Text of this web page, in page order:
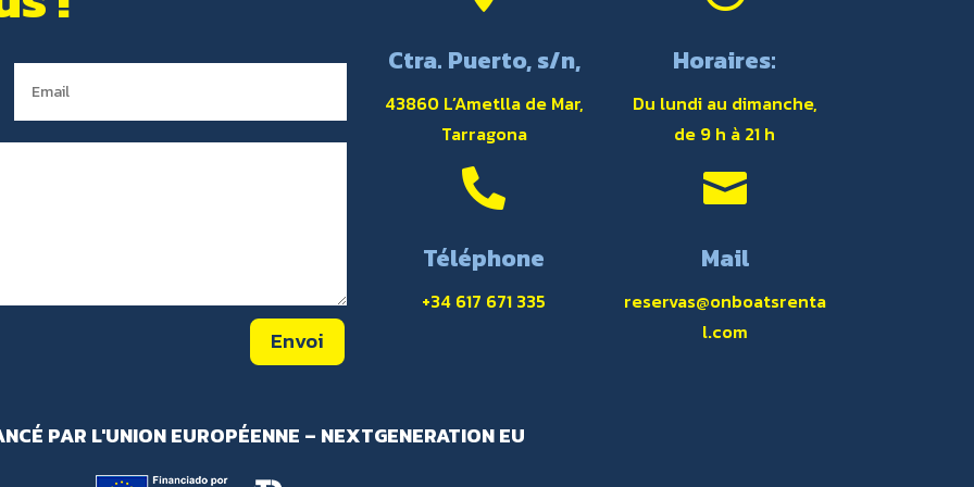
Envoi
Ctra. Puerto, s/n,
43860 L’Ametlla de Mar,
Tarragona

Téléphone
+34 617 671 335
Horaires:
Du lundi au dimanche,
de 9 h à 21 h

Mail
reservas@onboatsrenta
l.com
PAR L'UNION EUROPÉENNE – NEXTGENERATION EU